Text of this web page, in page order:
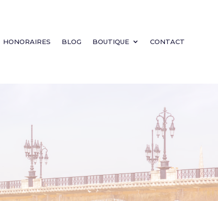
HONORAIRES BLOG BOUTIQUE CONTACT